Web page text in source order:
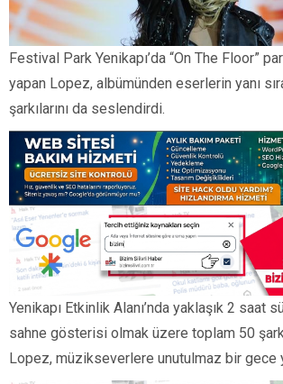
Festival Park Yenikapı’da “On The Floor”
yapan Lopez, albümünden eserlerin yanı
şarkılarını da seslendirdi.
Yenikapı Etkinlik Alanı’nda yaklaşık 2 saat
sahne gösterisi olmak üzere toplam 50
Lopez, müzikseverlere unutulmaz bir gece